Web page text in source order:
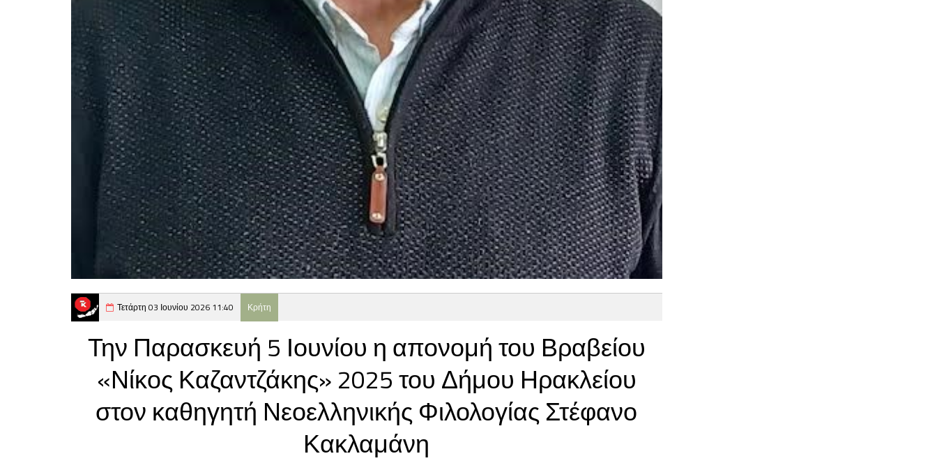
Τετάρτη 03 Ιουνίου 2026 11:40 Κρήτη
Την Παρασκευή 5 Ιουνίου η απονομή του Βραβείου
«Νίκος Καζαντζάκης» 2025 του Δήμου Ηρακλείου
στον καθηγητή Νεοελληνικής Φιλολογίας Στέφανο
Κακλαμάνη